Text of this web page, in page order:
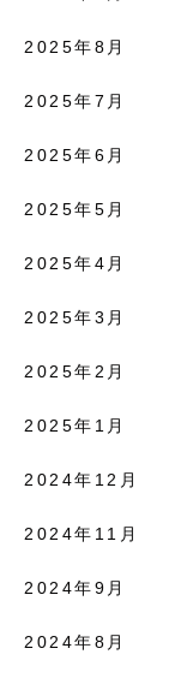
2025年8月
2025年7月
2025年6月
2025年5月
2025年4月
2025年3月
2025年2月
2025年1月
2024年12月
2024年11月
2024年9月
2024年8月